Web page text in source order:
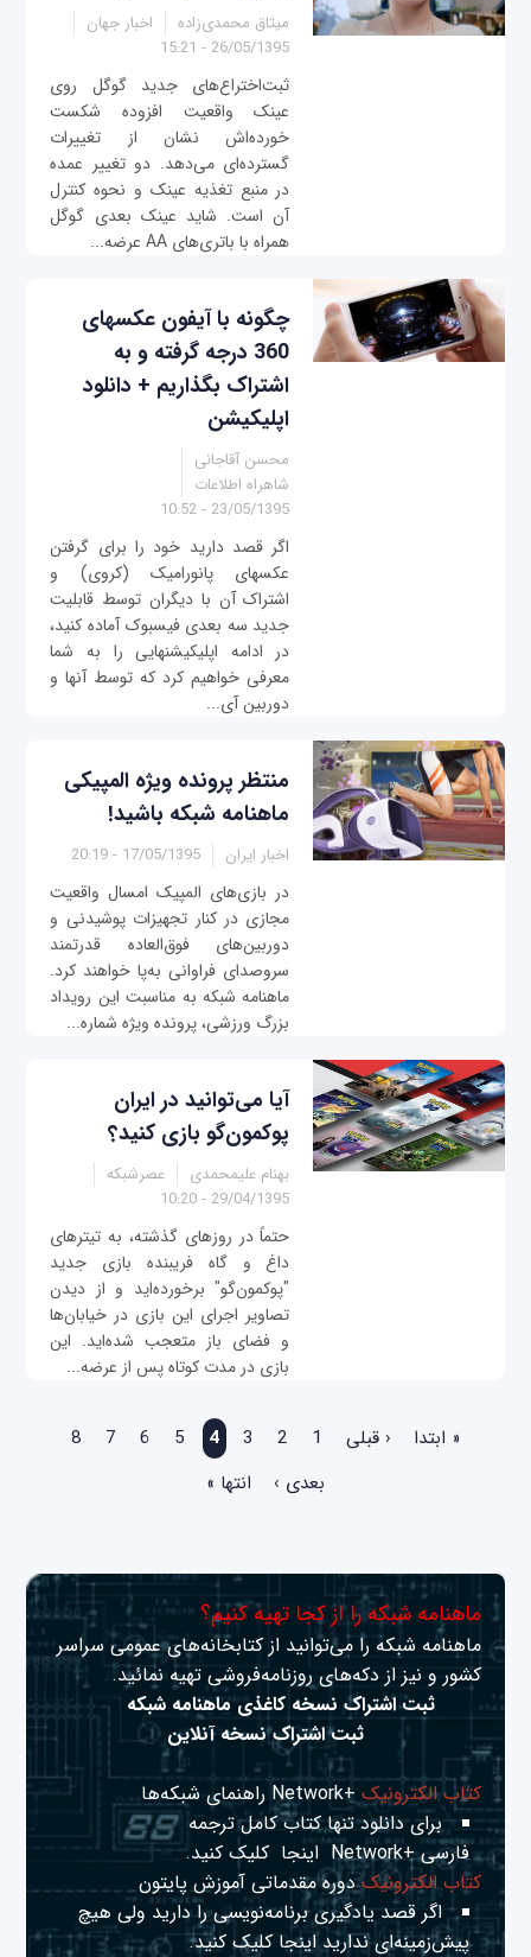
میثاق محمدی‌زاده
اخبار جهان
26/05/1395 - 15:21
ثبت‌اختراع‌های جدید گوگل روی
عینک واقعیت افزوده شکست
خورده‌اش نشان از تغییرات
گسترده‌ای می‌دهد. دو تغییر عمده
در منبع تغذیه عینک و نحوه کنترل
آن است. شاید عینک بعدی گوگل
همراه با باتری‌های AA عرضه...
چگونه با آیفون عکس‎های
360 درجه گرفته و به
اشتراک بگذاریم + دانلود
اپلیکیشن
محسن آقاجانی
شاهراه اطلاعات
23/05/1395 - 10:52
اگر قصد دارید خود را برای گرفتن
عکس‎های پانورامیک (کروی) و
اشتراک آن با دیگران توسط قابلیت
جدید سه بعدی فیسبوک آماده کنید،
در ادامه اپلیکیشن‎هایی را به شما
معرفی خواهیم کرد که توسط آنها و
دوربین آی‎...
منتظر پرونده ویژه المپیکی
ماهنامه شبکه باشید!
اخبار ایران 17/05/1395 - 20:19
در بازی‌های المپیک امسال واقعیت
مجازی در کنار تجهیزات پوشیدنی و
دوربین‌های فوق‌العاده قدرتمند
سروصدای فراوانی به‌پا خواهند کرد.
ماهنامه شبکه به مناسبت این رویداد
بزرگ ورزشی، پرونده ویژه شماره...
آیا می‌توانید در ایران
پوکمون‌گو بازی کنید؟
بهنام علیمحمدی
عصرشبکه
29/04/1395 - 10:20
حتماً در روزهای گذشته، به تیترهای
داغ و گاه فریبنده بازی جدید
"پوکمون‌گو" برخورده‌اید و از دیدن
تصاویر اجرای این بازی در خیابان‌ها
و فضای باز متعجب شده‌اید. این
بازی در مدت کوتاه پس از عرضه...
« ابتدا ‹ قبلی 1
2
3
4
5
6
7
8
بعدی ›
انتها »
ماهنامه شبکه را از کجا تهیه کنیم؟
ماهنامه شبکه را می‌توانید از کتابخانه‌های عمومی سراسر
کشور و نیز از دکه‌های روزنامه‌فروشی تهیه نمائید.
ثبت اشتراک نسخه کاغذی ماهنامه شبکه
ثبت اشتراک نسخه آنلاین
کتاب الکترونیک+Network راهنمای شبکه‌ها
برای دانلود تنها کتاب کامل ترجمه
فارسی +Network
اینجا کلیک کنید.
کتاب الکترونیکدوره مقدماتی آموزش پایتون
اگر قصد یادگیری برنامه‌نویسی را دارید ولی هیچ
پیش‌زمینه‌ای نداریداینجا کلیک کنید.